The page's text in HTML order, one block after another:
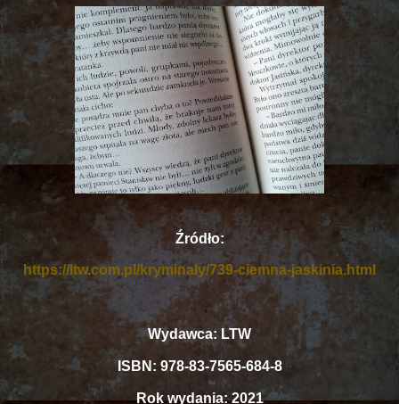
Źródło:
https://ltw.com.pl/kryminaly/739-ciemna-jaskinia.html
Wydawca: LTW
ISBN: 978-83-7565-684-8
Rok wydania: 2021